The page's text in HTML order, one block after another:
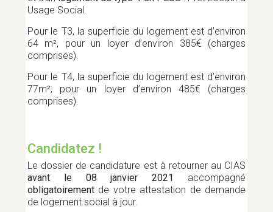
PETITE ENFANCE
PROJETS DE TERRITOIRE
RÉEMPLOI
Usage Social.
Pour le T3, la superficie du logement est d’environ
64 m², pour un loyer d’environ 385€ (charges
comprises).
Pour le T4, la superficie du logement est d’environ
77m², pour un loyer d’environ 485€ (charges
comprises).
Candidatez !
Le dossier de candidature est à retourner au CIAS
avant le 08 janvier 2021
accompagné
obligatoirement de votre attestation de demande
de logement social à jour.